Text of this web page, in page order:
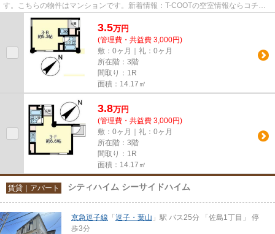
す。こちらの物件はマンションです。新着情報：T-COOTの空室情報ならコチ
ラ。できるだけ早めに不動産情報を...
3.5万円
(管理費・共益費 3,000円)
敷：0ヶ月｜礼：0ヶ月
所在階：3階
間取り：1R
面積：14.17㎡
3.8万円
(管理費・共益費 3,000円)
敷：0ヶ月｜礼：0ヶ月
所在階：3階
間取り：1R
面積：14.17㎡
賃貸｜アパート シティハイム シーサイドハイム
京急逗子線 「 逗子・葉山 」駅 バス25分 「佐島1丁目」 停
歩3分